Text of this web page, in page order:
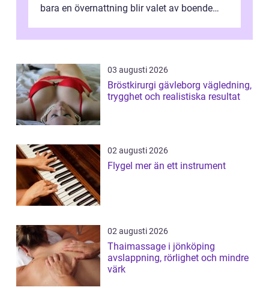
bara en övernattning blir valet av boende
utgå...
03 augusti 2026
Bröstkirurgi gävleborg vägledning,
trygghet och realistiska resultat
02 augusti 2026
Flygel mer än ett instrument
02 augusti 2026
Thaimassage i jönköping
avslappning, rörlighet och mindre
värk